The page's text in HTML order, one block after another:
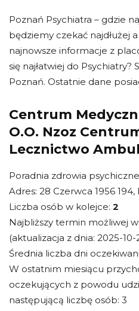
Poznań Psychiatra – gdzie
będziemy czekać najdłużej
najnowsze informacje z
się najłatwiej do Psychiatry?
Poznań. Ostatnie dane
Centrum
O.O. Nzoz
Lecznictwo
Poradnia zdrowia
Adres: 28 Czerwca 1956
Liczba osób w kolejce: 2
Najbliższy termin możliwej
(aktualizacja z dnia: 2025-10-
Średnia liczba dni
W ostatnim miesiącu
oczekujących z powodu
następującą liczbę osób: 3